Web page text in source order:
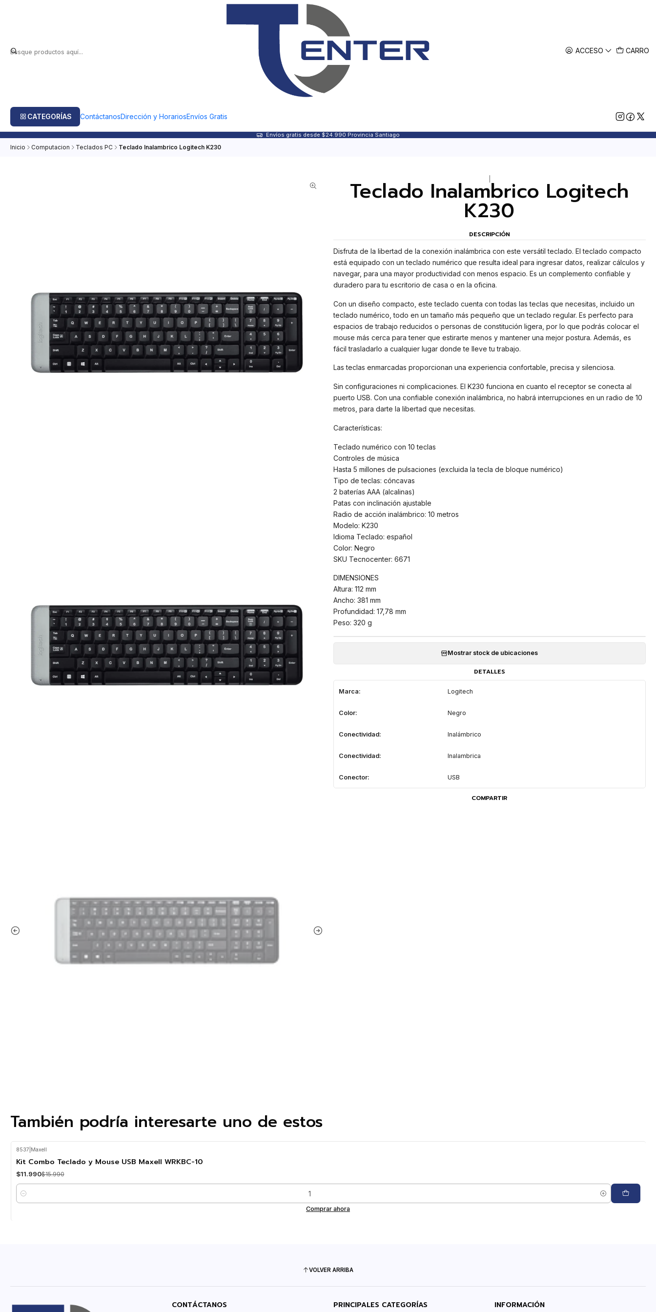
ACCESO CARRO
CATEGORÍAS ContáctanosDirección y HorariosEnvíos Gratis
Envíos gratis desde $24.990 Provincia Santiago
Inicio Computacion Teclados PC Teclado Inalambrico Logitech K230
Teclado Inalambrico Logitech
K230
DESCRIPCIÓN
Disfruta de la libertad de la conexión inalámbrica con este versátil teclado. El teclado compacto
está equipado con un teclado numérico que resulta ideal para ingresar datos, realizar cálculos y
navegar, para una mayor productividad con menos espacio. Es un complemento confiable y
duradero para tu escritorio de casa o en la oficina.
Con un diseño compacto, este teclado cuenta con todas las teclas que necesitas, incluido un
teclado numérico, todo en un tamaño más pequeño que un teclado regular. Es perfecto para
espacios de trabajo reducidos o personas de constitución ligera, por lo que podrás colocar el
mouse más cerca para tener que estirarte menos y mantener una mejor postura. Además, es
fácil trasladarlo a cualquier lugar donde te lleve tu trabajo.
Las teclas enmarcadas proporcionan una experiencia confortable, precisa y silenciosa.
Sin configuraciones ni complicaciones. El K230 funciona en cuanto el receptor se conecta al
puerto USB. Con una confiable conexión inalámbrica, no habrá interrupciones en un radio de 10
metros, para darte la libertad que necesitas.
Características:
Teclado numérico con 10 teclas
Controles de música
Hasta 5 millones de pulsaciones (excluida la tecla de bloque numérico)
Tipo de teclas: cóncavas
2 baterías AAA (alcalinas)
Patas con inclinación ajustable
Radio de acción inalámbrico: 10 metros
Modelo: K230
Idioma Teclado: español
Color: Negro
SKU Tecnocenter: 6671
DIMENSIONES
Altura: 112 mm
Ancho: 381 mm
Profundidad: 17,78 mm
Peso: 320 g
Mostrar stock de ubicaciones
DETALLES
Marca: Logitech
Color: Negro
Conectividad: Inalámbrico
Conectividad: Inalambrica
Conector: USB
COMPARTIR
También podría interesarte uno de estos
-25% OFF
8537 Maxell
Kit Combo Teclado y Mouse USB Maxell WRKBC-10
$11.990$15.990
Cantidad
Comprar ahora
VOLVER ARRIBA
CONTÁCTANOS PRINCIPALES CATEGORÍAS INFORMACIÓN